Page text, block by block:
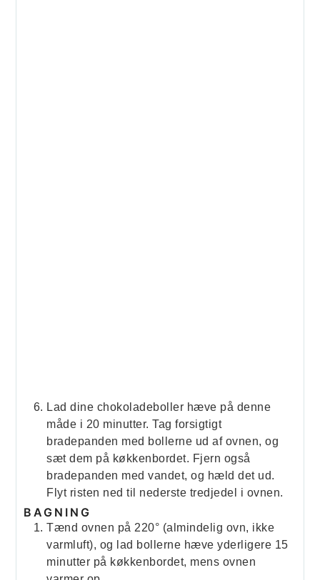
Lad dine chokoladeboller hæve på denne
måde i 20 minutter. Tag forsigtigt
bradepanden med bollerne ud af ovnen, og
sæt dem på køkkenbordet. Fjern også
bradepanden med vandet, og hæld det ud.
Flyt risten ned til nederste tredjedel i ovnen.
BAGNING
Tænd ovnen på 220° (almindelig ovn, ikke
varmluft), og lad bollerne hæve yderligere 15
minutter på køkkenbordet, mens ovnen